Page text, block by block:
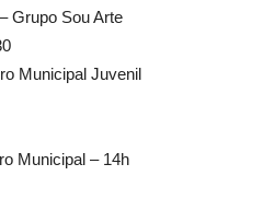
Grupo Sou Arte
Municipal Juvenil
Municipal – 14h